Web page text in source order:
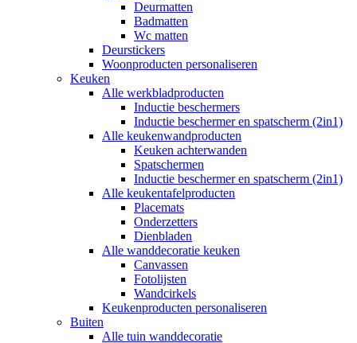
Deurmatten
Badmatten
Wc matten
Deurstickers
Woonproducten personaliseren
Keuken
Alle werkbladproducten
Inductie beschermers
Inductie beschermer en spatscherm (2in1)
Alle keukenwandproducten
Keuken achterwanden
Spatschermen
Inductie beschermer en spatscherm (2in1)
Alle keukentafelproducten
Placemats
Onderzetters
Dienbladen
Alle wanddecoratie keuken
Canvassen
Fotolijsten
Wandcirkels
Keukenproducten personaliseren
Buiten
Alle tuin wanddecoratie